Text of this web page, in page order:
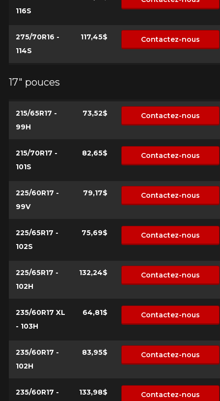
116S
275/70R16 -
114S
117,45$ Contactez-nous
17" pouces
215/65R17 -
99H
73,52$ Contactez-nous
215/70R17 -
101S
82,65$ Contactez-nous
225/60R17 -
99V
79,17$ Contactez-nous
225/65R17 -
102S
75,69$ Contactez-nous
225/65R17 -
102H
132,24$ Contactez-nous
235/60R17 XL
- 103H
64,81$ Contactez-nous
235/60R17 -
102H
83,95$ Contactez-nous
235/60R17 -
133,98$ Contactez-nous